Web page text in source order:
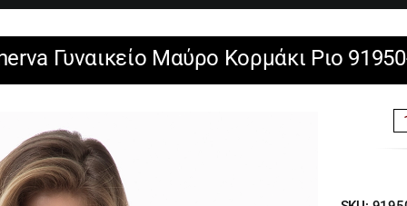
Γυναικείο Μαύρο Κορμάκι Ριο